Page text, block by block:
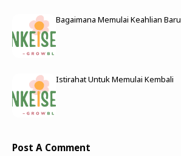
Bagaimana Memulai Keahlian Baru
Istirahat Untuk Memulai Kembali
Post A Comment